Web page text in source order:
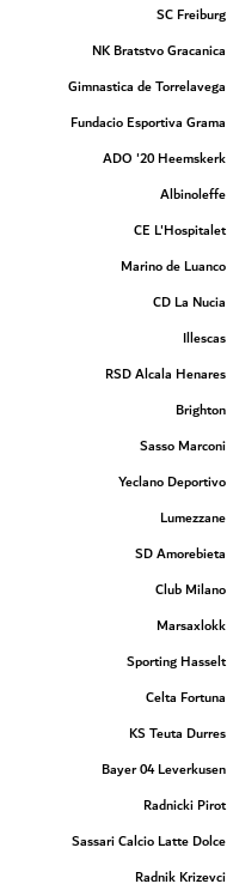
SC Freiburg
NK Bratstvo Gracanica
Gimnastica de Torrelavega
Fundacio Esportiva Grama
ADO '20 Heemskerk
Albinoleffe
CE L'Hospitalet
Marino de Luanco
CD La Nucia
Illescas
RSD Alcala Henares
Brighton
Sasso Marconi
Yeclano Deportivo
Lumezzane
SD Amorebieta
Club Milano
Marsaxlokk
Sporting Hasselt
Celta Fortuna
KS Teuta Durres
Bayer 04 Leverkusen
Radnicki Pirot
Sassari Calcio Latte Dolce
Radnik Krizevci